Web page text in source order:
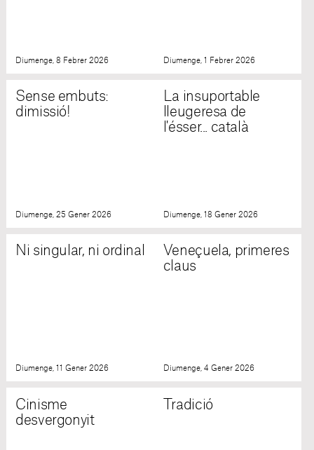
Diumenge, 8 Febrer 2026 Diumenge, 1 Febrer 2026
Sense embuts:
dimissió!
Diumenge, 25 Gener 2026
La insuportable
lleugeresa de
l'ésser... català
Diumenge, 18 Gener 2026
Ni singular, ni ordinal
Diumenge, 11 Gener 2026
Veneçuela, primeres
claus
Diumenge, 4 Gener 2026
Cinisme
desvergonyit
Tradició